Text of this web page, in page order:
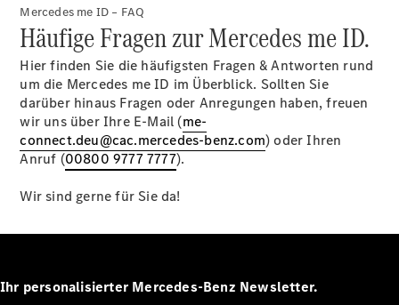
Shooting
Brake
CLA
Shooting
Brake
Neu
C-Klasse T-
Modell
C-Klasse T-
Modell All-
E-Klasse T-
E-Klasse T-
Mercedes me ID – FAQ
Häufige Fragen zur Mercedes me ID.
Hier finden Sie die häufigsten Fragen & Antworten rund
um die Mercedes me ID im Überblick. Sollten Sie
darüber hinaus Fragen oder Anregungen haben, freuen
wir uns über Ihre E-Mail (me-
connect.deu@cac.mercedes-benz.com) oder Ihren
Anruf (00800 9777 7777).
Wir sind gerne für Sie da!
Ihr personalisierter Mercedes-Benz Newsletter.